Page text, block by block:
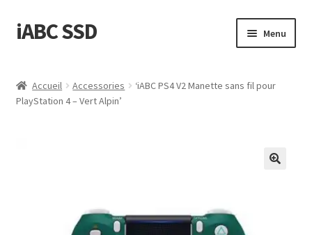
Aller
à
navigation
Aller
au
iABC SSD Menu
‘A propos de iABC SSD INC’
Accueil Accessories
‘iABC PS4 V2 Manette sans fil pour
PlayStation 4 – Vert Alpin’